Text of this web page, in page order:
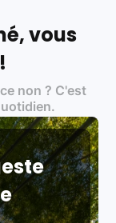
partenaires
(DEEE)
standards
en
du
vous
non ? C'est